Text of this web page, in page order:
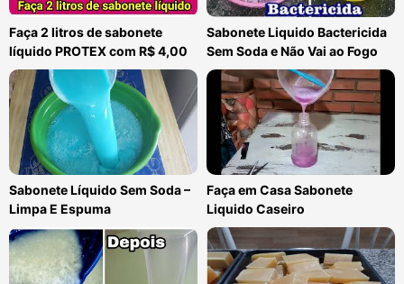
Faça 2 litros de sabonete
líquido PROTEX com R$ 4,00
Sabonete Liquido Bactericida
Sem Soda e Não Vai ao Fogo
Sabonete Líquido Sem Soda –
Limpa E Espuma
Faça em Casa Sabonete
Liquido Caseiro